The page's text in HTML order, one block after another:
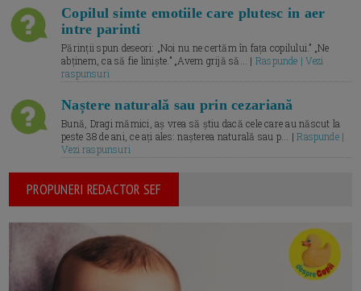
Copilul simte emotiile care plutesc in aer
intre parinti
Părinții spun deseori: „Noi nu ne certăm în fața copilului.” „Ne
abținem, ca să fie liniște.” „Avem grijă să... | Raspunde | Vezi
raspunsuri
Naștere naturală sau prin cezariană
Bună, Dragi mămici, aș vrea să știu dacă cele care au născut la
peste 38 de ani, ce ați ales: nașterea naturală sau p... |Raspunde |
Vezi raspunsuri
PROPUNERI REDACTOR SEF